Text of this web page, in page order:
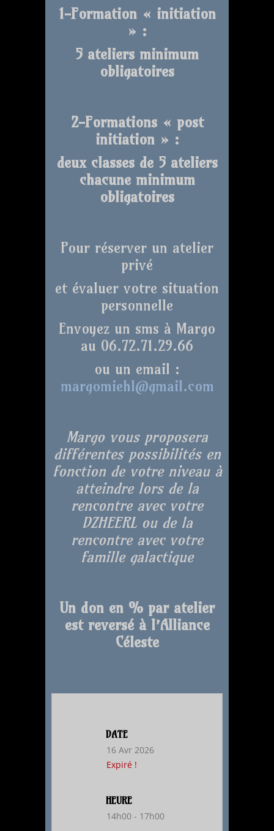
1-Formation « initiation
» :
5 ateliers minimum
obligatoires
2-Formations « post
initiation » :
deux classes de 5 ateliers
chacune minimum
obligatoires
Pour réserver un atelier
privé
et évaluer votre situation
personnelle
Envoyez un sms à Margo
au 06.72.71.29.66
ou un email :
margomiehl@gmail.com
Margo vous proposera
différentes possibilités en
fonction de votre niveau à
atteindre lors de la
rencontre avec votre
DZHEERL ou de la
rencontre avec votre
famille galactique
Un don en % par atelier
est reversé à l’Alliance
Céleste
DATE
16 Avr 2026
Expiré !
HEURE
14h00 - 17h00